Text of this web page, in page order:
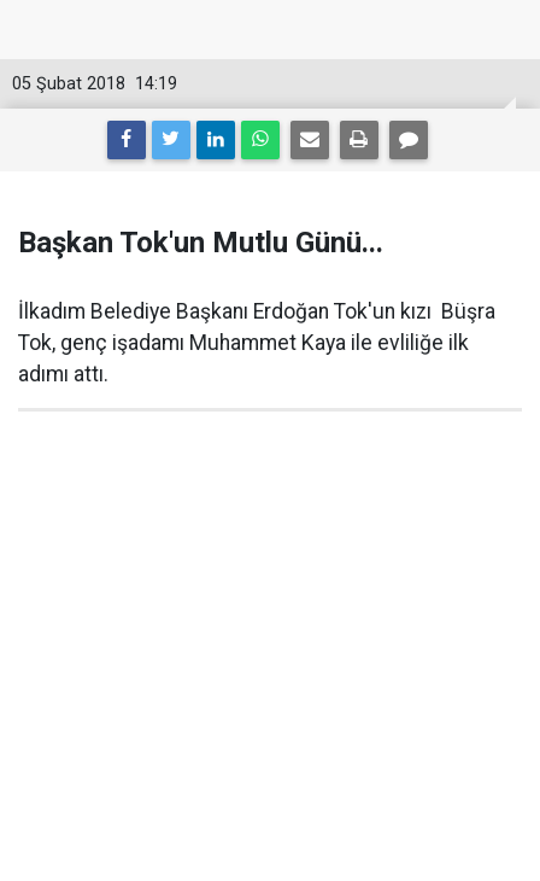
14:19
05 Şubat 2018
Başkan Tok'un Mutlu Günü...
İlkadım Belediye Başkanı Erdoğan Tok'un kızı Büşra
Tok, genç işadamı Muhammet Kaya ile evliliğe ilk
adımı attı.